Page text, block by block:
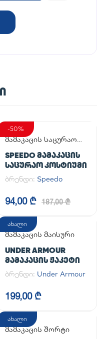
-50%
მამაკაცის საცურაო
SPEEDO ᲛᲐᲛᲐᲙᲐᲪᲘᲡ
ᲡᲐᲪᲣᲠᲐᲝ ᲙᲝᲡᲢᲘᲣᲛᲘ
ბრენდი: Speedo
94,00 ₾ 187,00 ₾
ახალი
მამაკაცის მაისური
UNDER ARMOUR
ᲛᲐᲛᲐᲙᲐᲪᲘᲡ ᲟᲐᲙᲔᲢᲘ
ბრენდი: Under Armour
199,00 ₾
ახალი
მამაკაცის შორტი